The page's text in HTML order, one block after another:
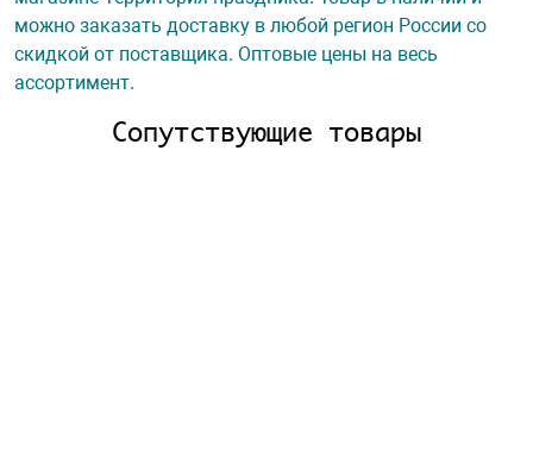
можно заказать доставку в любой регион России со
скидкой от поставщика. Оптовые цены на весь
ассортимент.
Сопутствующие товары